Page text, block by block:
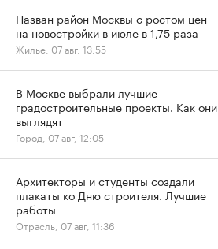
Назван район Москвы с ростом цен
на новостройки в июле в 1,75 раза
Жилье, 07 авг, 13:55
В Москве выбрали лучшие
градостроительные проекты. Как они
выглядят
Город, 07 авг, 12:05
Архитекторы и студенты создали
плакаты ко Дню строителя. Лучшие
работы
Отрасль, 07 авг, 11:36